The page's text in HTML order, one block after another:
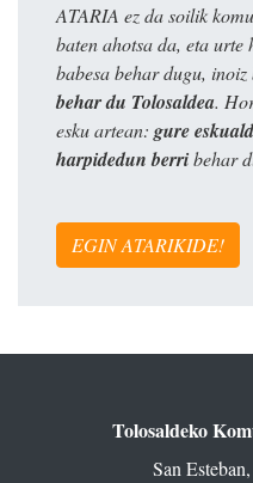
ATARIA ez da soilik
baten ahotsa da, eta urte
babesa behar dugu,
behar du Tolosaldea.
esku artean: gure
harpidedun berribehar
EGIN ATARIKIDE!
Tolosaldeko
San